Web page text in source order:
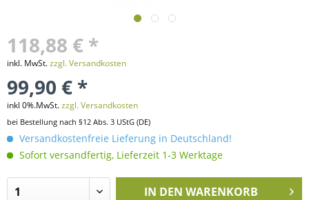
118,88 € *
inkl. MwSt.zzgl. Versandkosten
99,90 € *
inkl 0%.MwSt.zzgl. Versandkosten
bei Bestellung nach §12 Abs. 3 UStG (DE)
Versandkostenfreie Lieferung in Deutschland!
Sofort versandfertig, Lieferzeit 1-3 Werktage
IN DEN WARENKORB